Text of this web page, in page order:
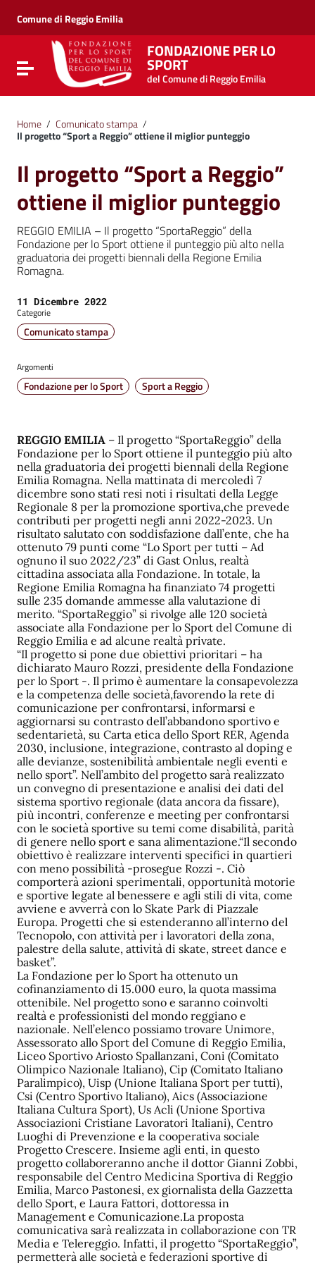
Vai al menu di navigazione
Vai al footer
Comune di Reggio Emilia
Attiva / disattiva la navigazione
FONDAZIONE PER LO
SPORT
del Comune di Reggio Emilia
Home / Comunicato stampa /
Il progetto “Sport a Reggio” ottiene il miglior punteggio
Il progetto “Sport a Reggio”
ottiene il miglior punteggio
REGGIO EMILIA – Il progetto “SportaReggio” della
Fondazione per lo Sport ottiene il punteggio più alto nella
graduatoria dei progetti biennali della Regione Emilia
Romagna.
Data:
11 Dicembre 2022
Categorie
Comunicato stampa
Argomenti
Fondazione per lo Sport Sport a Reggio
REGGIO EMILIA – Il progetto “SportaReggio” della
Fondazione per lo Sport ottiene il punteggio più alto
nella graduatoria dei progetti biennali della Regione
Emilia Romagna. Nella mattinata di mercoledì 7
dicembre sono stati resi noti i risultati della Legge
Regionale 8 per la promozione sportiva,che prevede
contributi per progetti negli anni 2022-2023. Un
risultato salutato con soddisfazione dall’ente, che ha
ottenuto 79 punti come “Lo Sport per tutti – Ad
ognuno il suo 2022/23” di Gast Onlus, realtà
cittadina associata alla Fondazione. In totale, la
Regione Emilia Romagna ha finanziato 74 progetti
sulle 235 domande ammesse alla valutazione di
merito. “SportaReggio” si rivolge alle 120 società
associate alla Fondazione per lo Sport del Comune di
Reggio Emilia e ad alcune realtà private.
“Il progetto si pone due obiettivi prioritari – ha
dichiarato Mauro Rozzi, presidente della Fondazione
per lo Sport -. Il primo è aumentare la consapevolezza
e la competenza delle società,favorendo la rete di
comunicazione per confrontarsi, informarsi e
aggiornarsi su contrasto dell’abbandono sportivo e
sedentarietà, su Carta etica dello Sport RER, Agenda
2030, inclusione, integrazione, contrasto al doping e
alle devianze, sostenibilità ambientale negli eventi e
nello sport”. Nell’ambito del progetto sarà realizzato
un convegno di presentazione e analisi dei dati del
sistema sportivo regionale (data ancora da fissare),
più incontri, conferenze e meeting per confrontarsi
con le società sportive su temi come disabilità, parità
di genere nello sport e sana alimentazione.“Il secondo
obiettivo è realizzare interventi specifici in quartieri
con meno possibilità -prosegue Rozzi -. Ciò
comporterà azioni sperimentali, opportunità motorie
e sportive legate al benessere e agli stili di vita, come
avviene e avverrà con lo Skate Park di Piazzale
Europa. Progetti che si estenderanno all’interno del
Tecnopolo, con attività per i lavoratori della zona,
palestre della salute, attività di skate, street dance e
basket”.
La Fondazione per lo Sport ha ottenuto un
cofinanziamento di 15.000 euro, la quota massima
ottenibile. Nel progetto sono e saranno coinvolti
realtà e professionisti del mondo reggiano e
nazionale. Nell’elenco possiamo trovare Unimore,
Assessorato allo Sport del Comune di Reggio Emilia,
Liceo Sportivo Ariosto Spallanzani, Coni (Comitato
Olimpico Nazionale Italiano), Cip (Comitato Italiano
Paralimpico), Uisp (Unione Italiana Sport per tutti),
Csi (Centro Sportivo Italiano), Aics (Associazione
Italiana Cultura Sport), Us Acli (Unione Sportiva
Associazioni Cristiane Lavoratori Italiani), Centro
Luoghi di Prevenzione e la cooperativa sociale
Progetto Crescere. Insieme agli enti, in questo
progetto collaboreranno anche il dottor Gianni Zobbi,
responsabile del Centro Medicina Sportiva di Reggio
Emilia, Marco Pastonesi, ex giornalista della Gazzetta
dello Sport, e Laura Fattori, dottoressa in
Management e Comunicazione.La proposta
comunicativa sarà realizzata in collaborazione con TR
Media e Telereggio. Infatti, il progetto “SportaReggio”,
permetterà alle società e federazioni sportive di